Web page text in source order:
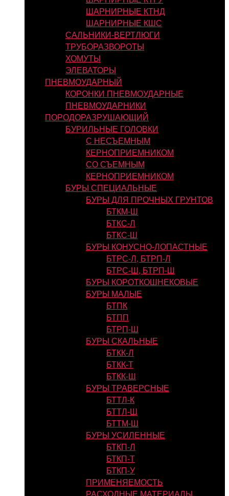
ШАРНИРНЫЕ КТНД
ШАРНИРНЫЕ КШС
САЛЬНИКИ-ВЕРТЛЮГИ
ТРУБОРАЗВОРОТЫ
ХОМУТЫ
ЭЛЕВАТОРЫ
ПНЕВМОУДАРНЫЙ
КОРОНКИ ПНЕВМОУДАРНЫЕ
ПНЕВМОУДАРНИКИ
ПОРОДОРАЗРУШАЮЩИЙ
БУРИЛЬНЫЕ ГОЛОВКИ
С НЕСЪЕМНЫМ
КЕРНОПРИЕМНИКОМ
СО СЪЕМНЫМ
КЕРНОПРИЕМНИКОМ
БУРЫ СПЕЦИАЛЬНЫЕ
БУРЫ ДЛЯ ПРОЧНЫХ ГРУНТОВ
БТКМ-Ш
БТКС-Л
БТКС-Ш
БУРЫ КОНУСНО-ЛОПАСТНЫЕ
БТРС-Л, БТРП-Л
БТРС-Ш, БТРП-Ш
БУРЫ КОРОТКОШНЕКОВЫЕ
БУРЫ МАЛЫЕ
БТПК
БТПП
БТРП-Ш
БУРЫ СКАЛЬНЫЕ
БТКК-Л
БТКК-Т
БТКК-Ш
БУРЫ ТРАВЕРСНЫЕ
БТТЛ-К
БТТЛ-Ш
БТТМ-Ш
БУРЫ УСИЛЕННЫЕ
БТКП-Л
БТКП-Т
БТКП-У
ПРИМЕНЯЕМОСТЬ